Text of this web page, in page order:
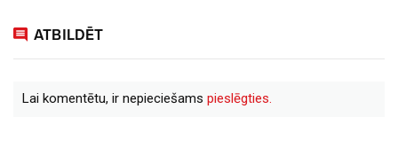
ATBILDĒT
Lai komentētu, ir nepieciešams pieslēgties.